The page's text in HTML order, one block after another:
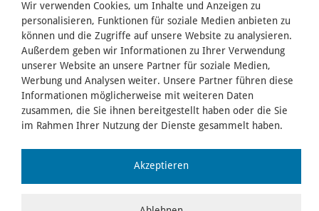
Wir verwenden Cookies, um Inhalte und Anzeigen zu
personalisieren, Funktionen für soziale Medien anbieten zu
können und die Zugriffe auf unsere Website zu analysieren.
Außerdem geben wir Informationen zu Ihrer Verwendung
unserer Website an unsere Partner für soziale Medien,
Werbung und Analysen weiter. Unsere Partner führen diese
Informationen möglicherweise mit weiteren Daten
zusammen, die Sie ihnen bereitgestellt haben oder die Sie
im Rahmen Ihrer Nutzung der Dienste gesammelt haben.
Akzeptieren